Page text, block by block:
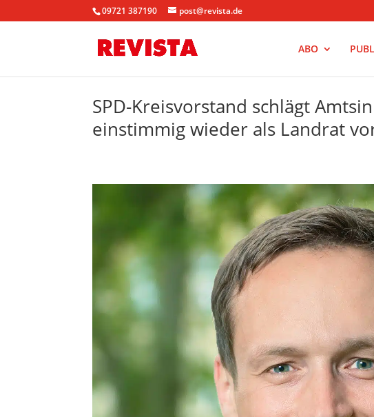
09721 387190 post@revista.de
ABO
SPD-Kreisvorstand schlägt
einstimmig wieder als Landrat